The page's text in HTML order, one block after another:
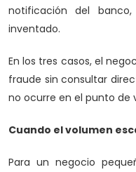
notificación del
inventado.
En los tres casos, el
fraude sin consultar
no ocurre en el punto de
Cuando el volumen
Para un negocio